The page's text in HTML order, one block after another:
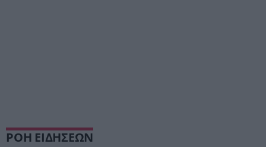
ΡΟΗ ΕΙΔΗΣΕΩΝ